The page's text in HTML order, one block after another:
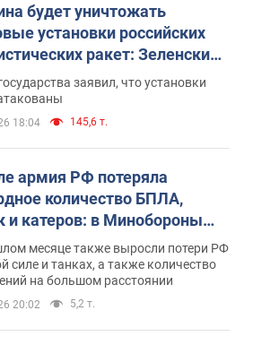
будет уничтожать
установки российских
ракет: Зеленский
заседание СНБО
заявил, что установки
18:04 145,6 т.
армия РФ потеряла
количество БПЛА,
и катеров: в Минобороны
статистику
месяце также выросли потери РФ
силе и танках, а также количество
на большом расстоянии
20:02 5,2 т.